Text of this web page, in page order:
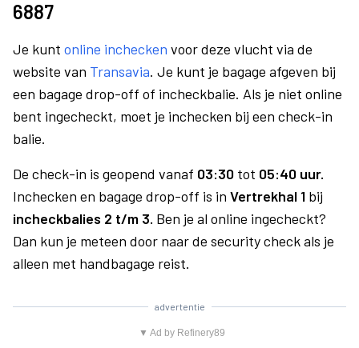
6887
Je kunt online inchecken voor deze vlucht via de
website van Transavia. Je kunt je bagage afgeven bij
een bagage drop-off of incheckbalie. Als je niet online
bent ingecheckt, moet je inchecken bij een check-in
balie.
De check-in is geopend vanaf 03:30 tot 05:40 uur.
Inchecken en bagage drop-off is in Vertrekhal 1 bij
incheckbalies 2 t/m 3. Ben je al online ingecheckt?
Dan kun je meteen door naar de security check als je
alleen met handbagage reist.
advertentie
▼ Ad by Refinery89